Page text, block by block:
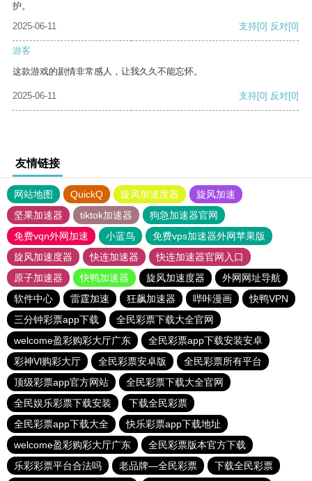
护。
2025-06-11
支持[0] 反对[0]
游客
这款游戏的剧情非常感人，让我久久不能忘怀。
2025-06-11 支持[0] 反对[0]
友情链接
网站地图 QuickQ 旋风加速度器
旋风加速
坚果加速器
tiktok加速器
狗急加速器官网
免费vqn外网加速
小蓝鸟
免费vps加速器外网苹果版
旋风加速度器
快连加速器
快连加速器官网入口
原子加速器
快鸭加速器 旋风加速度器
外网网址导航
软件中心
雷霆加速 狂飙加速器 哔咔漫画
快鸭VPN
三分钟彩票app下载
全民彩票下载大全官网
welcome盈彩购彩大厅广东
全民彩票app下载安装安卓
彩神Vl购彩大厅
全民彩票安卓版
全民彩票所有平台
顶级彩票app官方网站
全民彩票下载大全官网
全民娱乐彩票下载安装
下载全民彩票
全民彩票app下载大全
快乐彩票app下载地址
welcome盈彩购彩大厅广东
全民彩票版本官方下载
乐彩彩票平台合法吗
老品牌—全民彩票 下载全民彩票